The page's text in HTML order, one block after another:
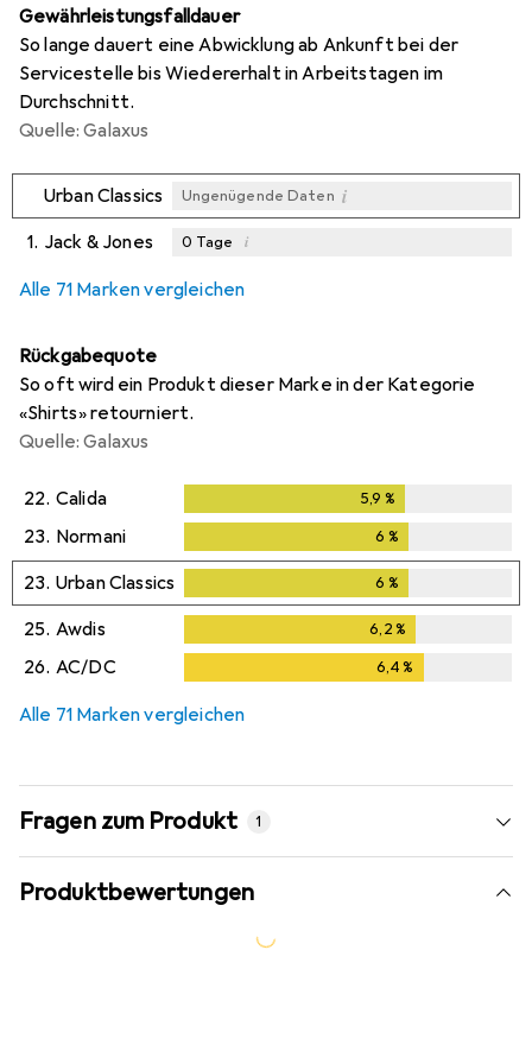
Gewährleistungsfalldauer
So lange dauert eine Abwicklung ab Ankunft bei der
Servicestelle bis Wiedererhalt in Arbeitstagen im
Durchschnitt.
Quelle: Galaxus
Urban Classics Ungenügende Daten i
1. Jack & Jones 0 Tage i
Alle 71 Marken vergleichen
Rückgabequote
So oft wird ein Produkt dieser Marke in der Kategorie
«Shirts» retourniert.
Quelle: Galaxus
22. Calida 5,9 %
23. Normani 6 %
23. Urban Classics 6 %
25. Awdis 6,2%
26. AC/DC 6,4%
Alle 71 Marken vergleichen
Fragen zum Produkt 1
Produktbewertungen